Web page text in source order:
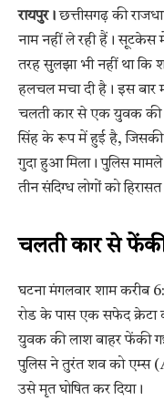
रायपुर। छत्तीसगढ़ की
नाम नहीं ले रही हैं। सूटकेस
तरह सुलझा भी नहीं था
हलचल मचा दी है। इस बार
चलती कार से एक युवक की
सिंह के रूप में हुई है,
गुदा हुआ मिला। पुलिस
तीन संदिग्ध लोगों को
चलती कार से
घटना मंगलवार शाम करीब
रोड के पास एक सफेद
युवक की लाश बाहर फेंकी
पुलिस ने तुरंत शव को एम्स
उसे मृत घोषित कर दिया।